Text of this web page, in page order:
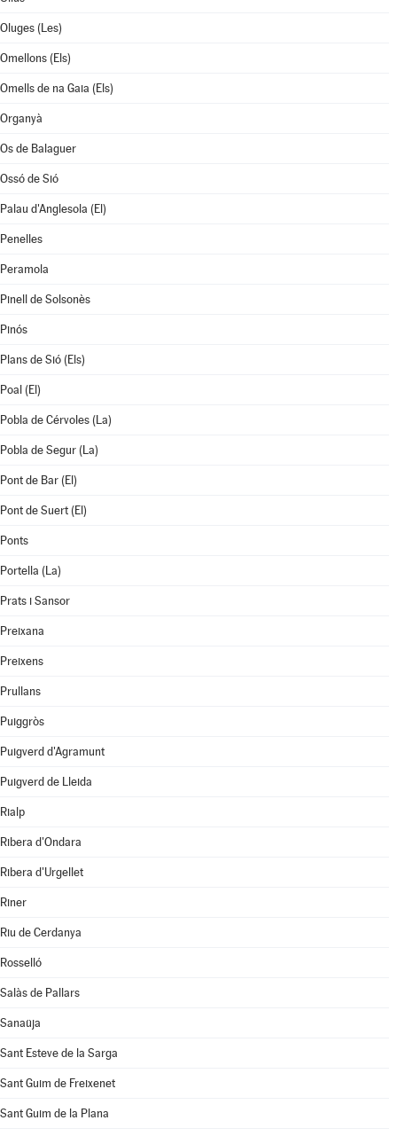
Oluges (Les)
Omellons (Els)
Omells de na Gaia (Els)
Organyà
Os de Balaguer
Ossó de Sió
Palau d'Anglesola (El)
Penelles
Peramola
Pinell de Solsonès
Pinós
Plans de Sió (Els)
Poal (El)
Pobla de Cérvoles (La)
Pobla de Segur (La)
Pont de Bar (El)
Pont de Suert (El)
Ponts
Portella (La)
Prats i Sansor
Preixana
Preixens
Prullans
Puiggròs
Puigverd d'Agramunt
Puigverd de Lleida
Rialp
Ribera d'Ondara
Ribera d'Urgellet
Riner
Riu de Cerdanya
Rosselló
Salàs de Pallars
Sanaüja
Sant Esteve de la Sarga
Sant Guim de Freixenet
Sant Guim de la Plana